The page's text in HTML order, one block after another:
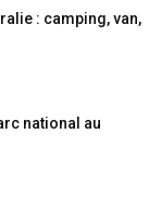
: camping, van,
national au